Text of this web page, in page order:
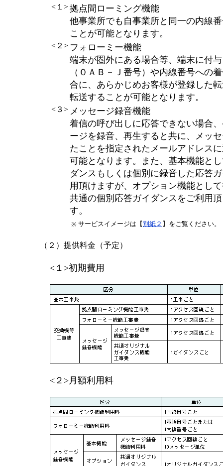
<１>拠点間ローミング機能
他事業所でも自事業所と同一の内線
ことが可能となります。
<２> フォローミー機能
端末が圏外にある場合等、端末に付
（０ＡＢ－Ｊ番号）や内線番号への
合に、あらかじめお客様が登録した
転送することが可能となります。
<３> メッセージ録音機能
着信の呼び出しに応答できない場合
ージを録音、再生すると共に、メッ
たことを指定されたメールアドレス
可能となります。また、基本機能と
ダンスもしくは個別に録音した応答
用頂けますが、オプション機能とし
共通の個別応答ガイダンスをご利用
す。
※ サービスイメージは【 別紙２ 】をご覧ください。
（２）提供料金（予定）
<１>初期費用
<２>月額利用料